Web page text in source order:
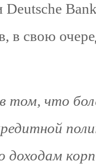
Deutsche
в свою
том, что
доходам